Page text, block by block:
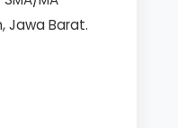
Jawa Barat.